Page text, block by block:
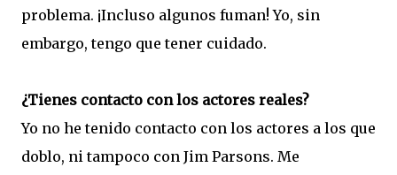
problema. ¡Incluso algunos fuman! Yo, sin
embargo, tengo que tener cuidado.
¿Tienes contacto con los actores reales?
Yo no he tenido contacto con los actores a los que
doblo, ni tampoco con Jim Parsons. Me